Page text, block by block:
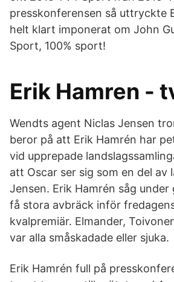
presskonferensen så uttryckte
helt klart imponerat om John
Sport, 100% sport!
Erik Hamren -
Wendts agent Niclas Jensen
beror på att Erik Hamrén har
vid upprepade
att Oscar ser sig som en del av
Jensen. Erik Hamrén såg
få stora avbräck inför
kvalpremiär. Elmander,
var alla småskadade eller sjuka.
Erik Hamrén full på